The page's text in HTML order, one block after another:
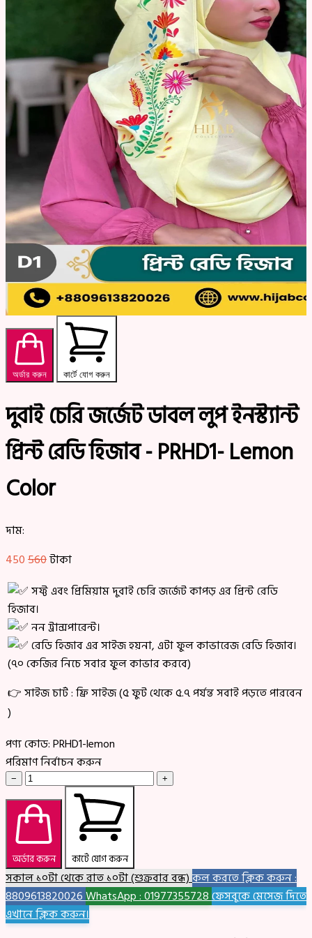
অর্ডার করুন কার্টে যোগ করুন
দুবাই চেরি জর্জেট ডাবল লুপ ইনস্ট্যান্ট
প্রিন্ট রেডি হিজাব - PRHD1- Lemon
Color
দাম:
450560টাকা
সফ্ট এবং প্রিমিয়াম দুবাই চেরি জর্জেট কাপড় এর প্রিন্ট রেডি
হিজাব।
নন ট্রান্সপারেন্ট।
রেডি হিজাব এর সাইজ হয়না, এটা ফুল কাভারেজ রেডি হিজাব।
(৭০ কেজির নিচে সবার ফুল কাভার করবে)
👉 সাইজ চার্ট : ফ্রি সাইজ (৫ ফুট থেকে ৫.৭ পর্যন্ত সবাই পড়তে পারবেন
)
পণ্য কোড:PRHD1-lemon
পরিমাণ নির্বাচন করুন
− +
অর্ডার করুন কার্টে যোগ করুন
সকাল ১০টা থেকে রাত ১০টা (শুক্রবার বন্ধ)কল করতে ক্লিক করুন :
8809613820026WhatsApp : 01977355728ফেসবুকে মেসেজ দিতে
এখানে ক্লিক করুন।